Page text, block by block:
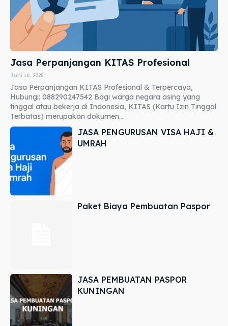
Jasa Perpanjangan KITAS Profesional
Juni 16, 2025
Jasa Perpanjangan KITAS Profesional & Terpercaya,
Hubungi: 088290247542 Bagi warga negara asing yang
tinggal atau bekerja di Indonesia, KITAS (Kartu Izin Tinggal
Terbatas) merupakan dokumen...
JASA PENGURUSAN VISA HAJI &
UMRAH
Paket Biaya Pembuatan Paspor
JASA PEMBUATAN PASPOR
KUNINGAN